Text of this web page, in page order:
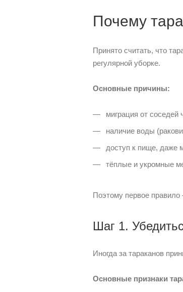
Почему
Принято считать, что
регулярной уборке.
Основные причины:
миграция от соседей
наличие воды
доступ к пище, даже
тёплые и укромные
Поэтому первое правило
Шаг 1.
Иногда за тараканов
Основные признаки